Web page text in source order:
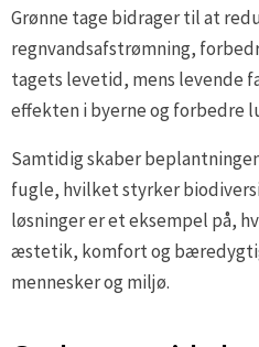
Grønne tage bidrager til at
regnvandsafstrømning,
tagets levetid, mens levende
effekten i byerne og forbedre
Samtidig skaber
fugle, hvilket styrker
løsninger er et eksempel på,
æstetik, komfort og
mennesker og miljø.